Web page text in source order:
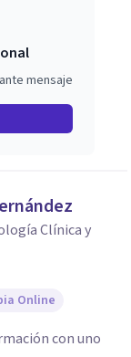
mensaje
Clínica y
Online
con uno